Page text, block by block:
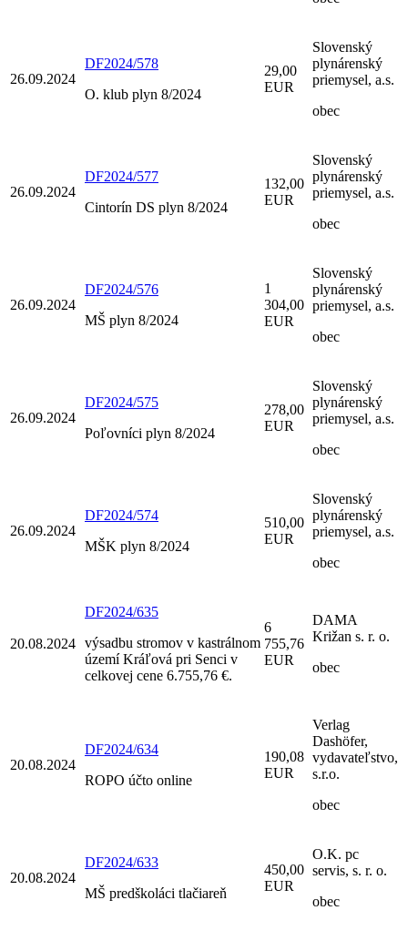
26.09.2024
DF2024/578
O. klub plyn 8/2024
29,00
EUR
Slovenský
plynárenský
priemysel, a.s.
obec
26.09.2024
DF2024/577
Cintorín DS plyn 8/2024
132,00
EUR
Slovenský
plynárenský
priemysel, a.s.
obec
26.09.2024
DF2024/576
MŠ plyn 8/2024
1
304,00
EUR
Slovenský
plynárenský
priemysel, a.s.
obec
26.09.2024
DF2024/575
Poľovníci plyn 8/2024
278,00
EUR
Slovenský
plynárenský
priemysel, a.s.
obec
26.09.2024
DF2024/574
MŠK plyn 8/2024
510,00
EUR
Slovenský
plynárenský
priemysel, a.s.
obec
20.08.2024
DF2024/635
výsadbu stromov v kastrálnom
území Kráľová pri Senci v
celkovej cene 6.755,76 €.
6
755,76
EUR
DAMA
Križan s. r. o.
obec
20.08.2024
DF2024/634
ROPO účto online
190,08
EUR
Verlag
Dashöfer,
vydavateľstvo,
s.r.o.
obec
20.08.2024
DF2024/633
MŠ predškoláci tlačiareň
450,00
EUR
O.K. pc
servis, s. r. o.
obec